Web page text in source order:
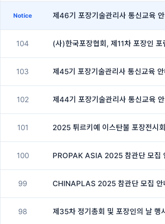
Notice 제46기 포장기술관리사 통신교육
104 (사)한국포장협회, 제11차 포장인 포
103 제45기 포장기술관리사 통신교육
102 제44기 포장기술관리사 통신교육
101 2025 튀르키예 이스탄불 포장전시
100 PROPAK ASIA 2025 참관단 모집
99 CHINAPLAS 2025 참관단 모집 안
98 제35차 정기총회 및 포장인의 날 행